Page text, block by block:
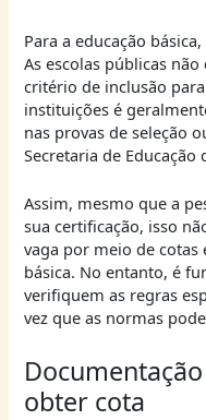
Para a educação
As escolas públicas
critério de inclusão para
instituições é
nas provas de seleção
Secretaria de
Assim, mesmo que a
sua certificação, isso
vaga por meio de cotas
básica. No entanto, é
verifiquem as regras
vez que as normas
obter cota